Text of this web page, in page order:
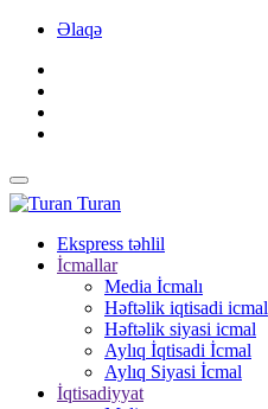
Əlaqə
Turan
Ekspress təhlil
İcmallar
Media İcmalı
Həftəlik iqtisadi icmal
Həftəlik siyasi icmal
Aylıq İqtisadi İcmal
Aylıq Siyasi İcmal
İqtisadiyyat